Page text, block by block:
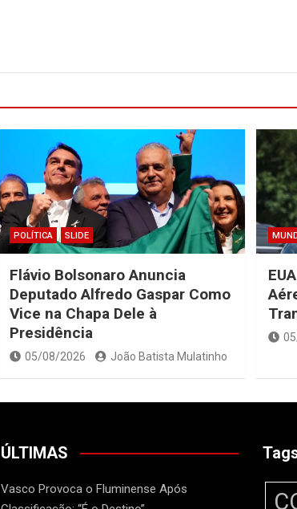
POLÍTICA SLIDE
Flávio Bolsonaro Anuncia
Deputado Alfredo Gaspar Como
Vice na Chapa Dele à
Presidência
05/08/2026 João Batista Mulatinho
ÚLTIMAS
Vasco Provoca o Fluminense Após